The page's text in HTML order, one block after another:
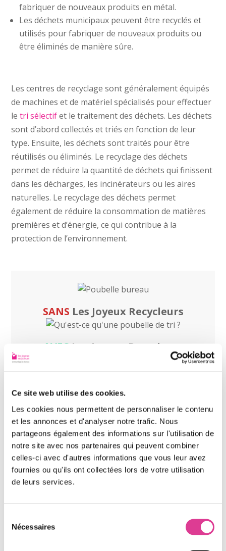
Ce site web utilise des cookies.
Les cookies nous permettent de personnaliser le contenu
et les annonces et d'analyser notre trafic. Nous
partageons également des informations sur l'utilisation de
notre site avec nos partenaires qui peuvent combiner
celles-ci avec d'autres informations que vous leur avez
fournies ou qu'ils ont collectées lors de votre utilisation
de leurs services.
Nécessaires
fabriquer de nouveaux produits en métal.
Les déchets municipaux peuvent être recyclés et
utilisés pour fabriquer de nouveaux produits ou
être éliminés de manière sûre.
Les centres de recyclage sont généralement équipés
de machines et de matériel spécialisés pour effectuer
letri sélectifet le traitement des déchets. Les déchets
sont d’abord collectés et triés en fonction de leur
type. Ensuite, les déchets sont traités pour être
réutilisés ou éliminés. Le recyclage des déchets
permet de réduire la quantité de déchets qui finissent
dans les décharges, les incinérateurs ou les aires
naturelles. Le recyclage des déchets permet
également de réduire la consommation de matières
premières et d’énergie, ce qui contribue à la
protection de l’environnement.
SANS Les Joyeux Recycleurs
AVEC Les Joyeux Recycleurs
La gestion des déchets
recyclables
Le recyclage est l’un des moyens les plus efficaces de
traiter les déchets et de réduire les déchets
environnementaux. Les centres de recyclage sont des
endroits où les déchets recyclables sont collectés,
nouveaux produits. Les centres de recyclage sont